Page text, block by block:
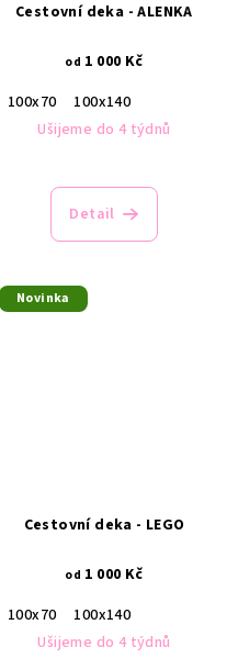
Cestovní deka - ALENKA
od 1 000 Kč
100x70
100x140
Ušijeme do 4 týdnů
Detail
Novinka
Cestovní deka - LEGO
od 1 000 Kč
100x70
100x140
Ušijeme do 4 týdnů